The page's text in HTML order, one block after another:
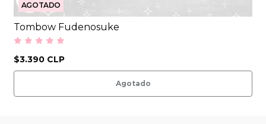
AGOTADO
Tombow Fudenosuke
$3.390 CLP
Agotado